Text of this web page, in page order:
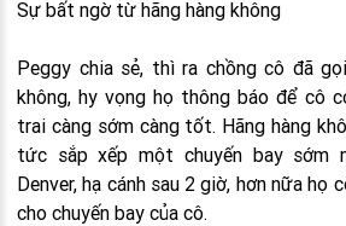
Sự bất ngờ từ hãng hàng không
Peggy chia sẻ, thì ra chồng cô đã
không, hy vọng họ thông báo để cô
trai càng sớm càng tốt. Hãng hàng
tức sắp xếp một chuyến bay sớm
Denver, hạ cánh sau 2 giờ, hơn nữa họ
cho chuyến bay của cô.